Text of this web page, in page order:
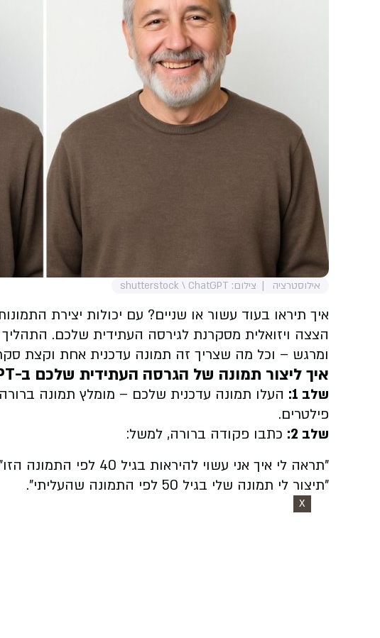
אילוסטרציה צילום: shutterstock \ ChatGPT
הצצה ויזואלית מסקרנת לגירסה העתידית שלכם.
ומרגש – וכל מה שצריך זה תמונה עדכנית אחת וקצת
איך ליצור תמונה של הגרסה העתידית שלכם ב-ChatGPT
שלב 1:
העלו תמונה עדכנית שלכם – מומלץ תמונה
פילטרים.
שלב 2:
כתבו פקודה ברורה, למשל:
"תראה לי איך אני עשוי להיראות בגיל 40 לפי התמונה הזו".
"תיצור לי תמונה שלי בגיל 50 לפי התמונה שהעליתי".
X